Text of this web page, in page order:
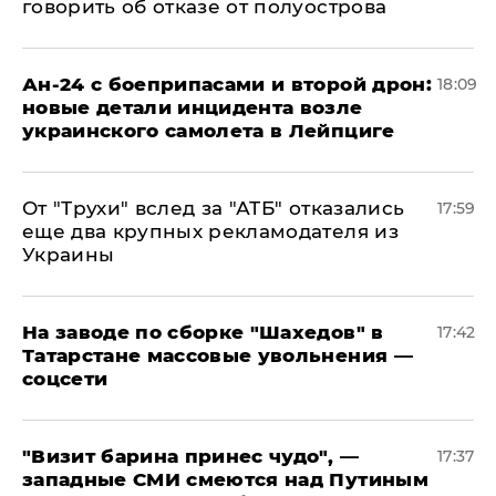
говорить об отказе от полуострова
Ан-24 с боеприпасами и второй дрон:
новые детали инцидента возле
украинского самолета в Лейпциге
18:09
От "Трухи" вслед за "АТБ" отказались
еще два крупных рекламодателя из
Украины
17:59
На заводе по сборке "Шахедов" в
Татарстане массовые увольнения —
соцсети
17:42
"Визит барина принес чудо", —
западные СМИ смеются над Путиным
17:37